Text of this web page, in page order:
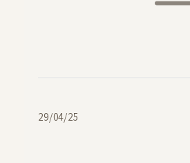
29/04/25